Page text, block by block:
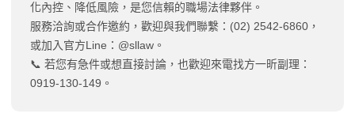
化內控、降低風險，是您信賴的職場法律夥伴。
服務洽詢或合作邀約，歡迎與我們聯繫：(02) 2542-6860，
或加入官方Line：@sllaw。
📞 若您有急件或想直接討論，也歡迎來電找方一昕副理：
0919-130-149。